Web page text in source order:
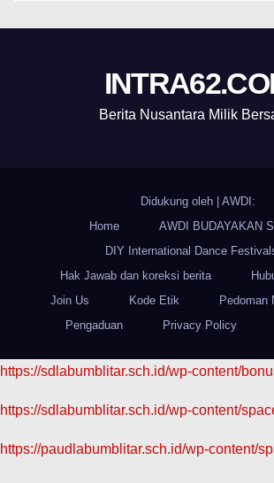
Berita Nusantara Milik
Didukung oleh
AWDI:
Home
AWDI BUDAYAKAN
DIY International Dance
Hak Jawab dan koreksi berita
Join Us
Kode Etik
Pedoman
Pengaduan
Privacy Policy
https://sdlabumblitar.sch.id/wp-content/
https://sdlabumblitar.sch.id/wp-content/
https://paudlabumblitar.sch.id/wp-content/